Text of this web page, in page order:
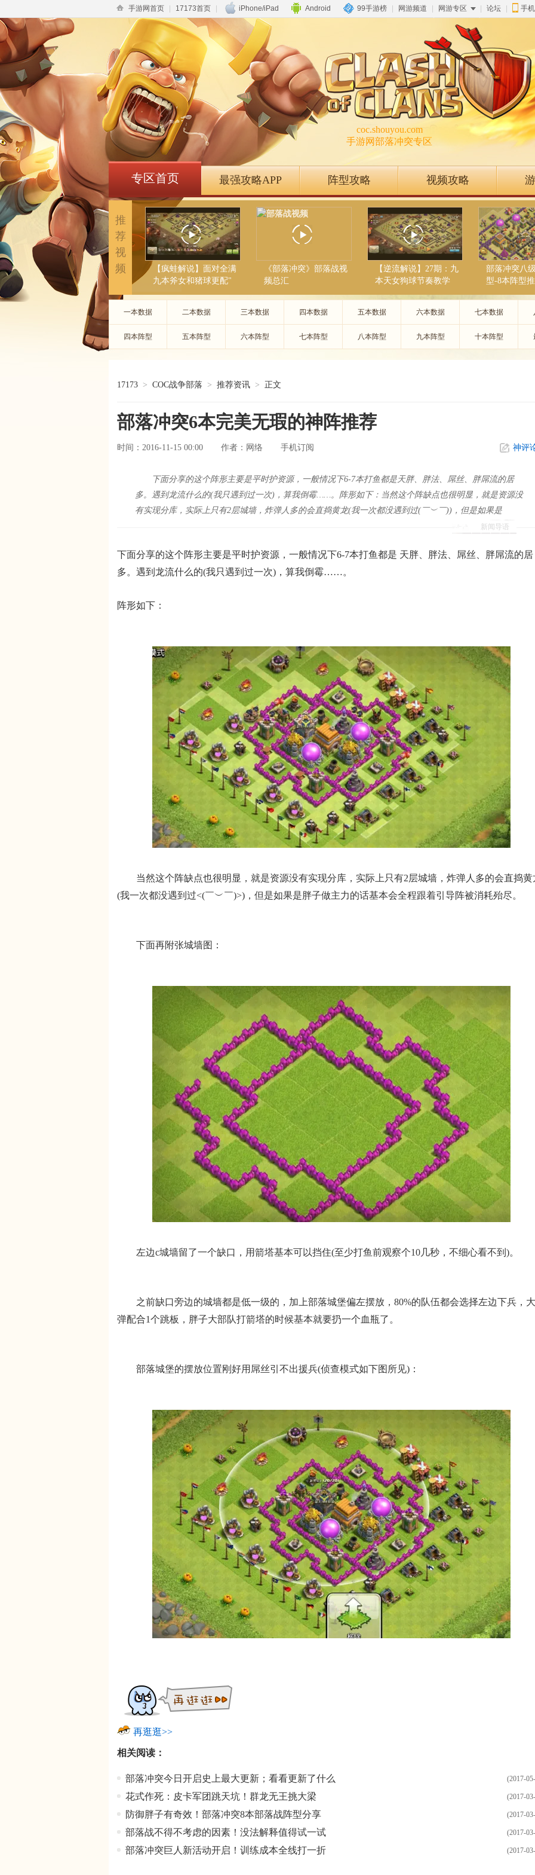
手游网首页 17173首页 iPhone/iPad Android 99手游榜 网游频道 网游专区 论坛 手
coc.shouyou.com
手游网部落冲突专区
专区首页 最强攻略APP 阵型攻略 视频攻略
推
荐
视
频
【疯蛙解说】面对全满
九本斧女和猪球更配"
《部落冲突》部落战视
频总汇
【逆流解说】27期：九
本天女狗球节奏教学
部落冲突八
型-8本阵型
一本数据 二本数据 三本数据 四本数据 五本数据 六本数据 七本数据
四本阵型 五本阵型 六本阵型 七本阵型 八本阵型 九本阵型 十本阵型
17173 > COC战争部落 > 推荐资讯 > 正文
部落冲突6本完美无瑕的神阵推荐
时间：2016-11-15 00:00 作者： 网络 手机订阅 神评
新闻导语
下面分享的这个阵形主要是平时护资源，一般情况下6-7本打鱼都是天胖、胖法、屌丝、胖屌流的居
多。遇到龙流什么的(我只遇到过一次)，算我倒霉……。阵形如下：当然这个阵缺点也很明显，就是资源没
有实现分库，实际上只有2层城墙，炸弹人多的会直捣黄龙(我一次都没遇到过(￣︶￣))，但是如果是
下面分享的这个阵形主要是平时护资源，一般情况下6-7本打鱼都是 天胖、胖法、屌丝、胖屌流的居
多。遇到龙流什么的(我只遇到过一次)，算我倒霉……。
阵形如下：
当然这个阵缺点也很明显，就是资源没有实现分库，实际上只有2层城墙，炸弹人多的会直捣黄
(我一次都没遇到过<(￣︶￣)>)，但是如果是胖子做主力的话基本会全程跟着引导阵被消耗殆尽。
下面再附张城墙图：
左边c城墙留了一个缺口，用箭塔基本可以挡住(至少打鱼前观察个10几秒，不细心看不到)。
之前缺口旁边的城墙都是低一级的，加上部落城堡偏左摆放，80%的队伍都会选择左边下兵，
弹配合1个跳板，胖子大部队打箭塔的时候基本就要扔一个血瓶了。
部落城堡的摆放位置刚好用屌丝引不出援兵(侦查模式如下图所见)：
再逛逛>>
相关阅读：
(2017-
部落冲突今日开启史上最大更新；看看更新了什么
(2017-
花式作死：皮卡军团跳天坑！群龙无王挑大梁
(2017-
防御胖子有奇效！部落冲突8本部落战阵型分享
(2017-
部落战不得不考虑的因素！没法解释值得试一试
(2017-
部落冲突巨人新活动开启！训练成本全线打一折